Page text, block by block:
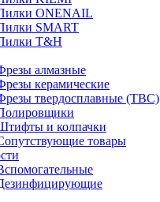
ONENAIL
SMART
T&H
алмазные
керамические
твердосплавные (ТВС)
и колпачки
товары